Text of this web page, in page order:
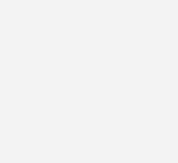
Bad drin – ein
gelten strengere